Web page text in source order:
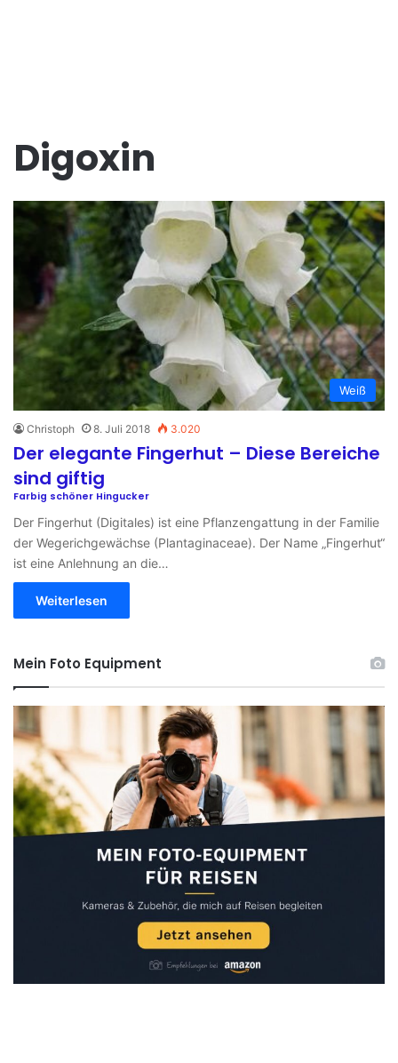
Digoxin
Weiß
Christoph 8. Juli 2018 3.020
Der elegante Fingerhut – Diese Bereiche
sind giftig
Farbig schöner Hingucker
Der Fingerhut (Digitales) ist eine Pflanzengattung in der Familie
der Wegerichgewächse (Plantaginaceae). Der Name „Fingerhut“
ist eine Anlehnung an die…
Weiterlesen
Mein Foto Equipment